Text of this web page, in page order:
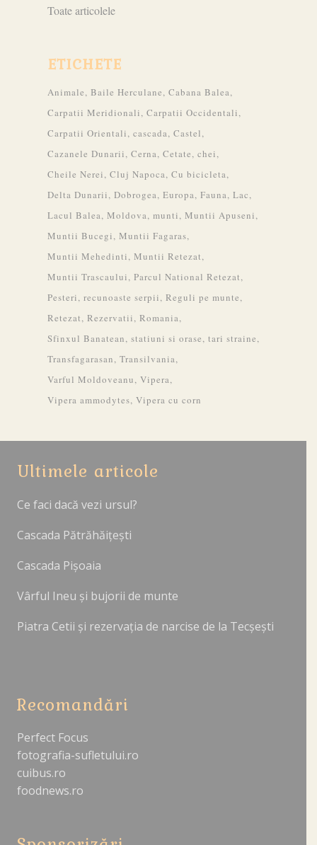
Toate articolele
ETICHETE
Animale Baile Herculane Cabana Balea
Carpatii Meridionali Carpatii Occidentali
Carpatii Orientali cascada Castel
Cazanele Dunarii Cerna Cetate chei
Cheile Nerei Cluj Napoca Cu bicicleta
Delta Dunarii Dobrogea Europa Fauna Lac
Lacul Balea Moldova munti Muntii Apuseni
Muntii Bucegi Muntii Fagaras
Muntii Mehedinti Muntii Retezat
Muntii Trascaului Parcul National Retezat
Pesteri recunoaste serpii Reguli pe munte
Retezat Rezervatii Romania
Sfinxul Banatean statiuni si orase tari straine
Transfagarasan Transilvania
Varful Moldoveanu Vipera
Vipera ammodytes Vipera cu corn
Ultimele articole
Ce faci dacă vezi ursul?
Cascada Pătrăhăițești
Cascada Pișoaia
Vârful Ineu și bujorii de munte
Piatra Cetii și rezervația de narcise de la Tecșești
Recomandări
Perfect Focus
fotografia-sufletului.ro
cuibus.ro
foodnews.ro